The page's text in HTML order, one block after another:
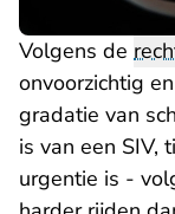
Volgens de
onvoorzichtig
gradatie van
is van een SIV,
urgentie is -